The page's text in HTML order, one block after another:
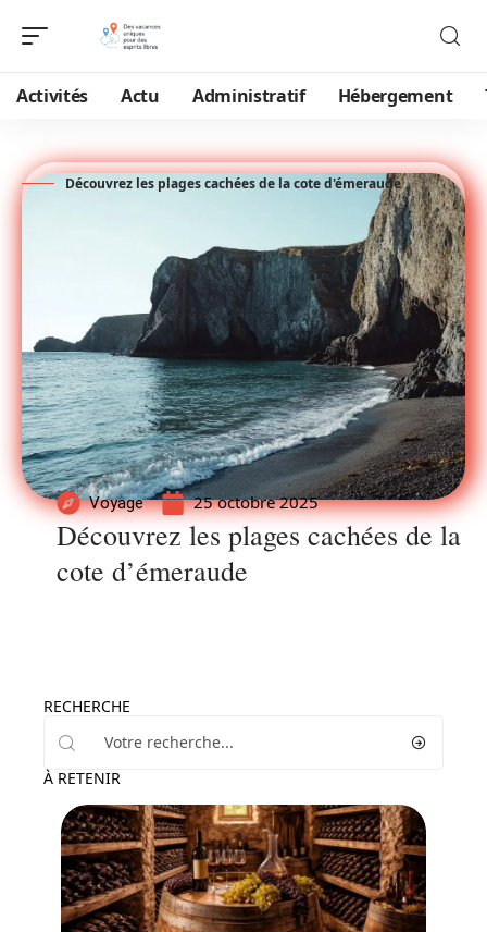
Activités Actu Administratif Hébergement
Découvrez les plages cachées de la cote d'émeraude
Voyage 25 octobre 2025
Découvrez les plages cachées de la
cote d’émeraude
RECHERCHE
À RETENIR
Actu